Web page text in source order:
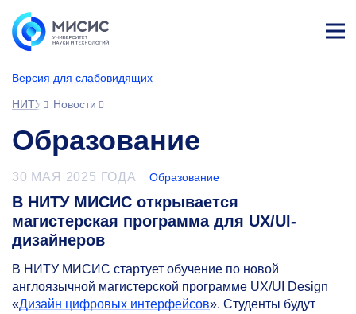
Версия для слабовидящих
НИТУ МИСИС
Новости
Образование
30 МАЯ 2025 ГОДА Образование
В НИТУ МИСИС открывается
магистерская программа для UX/UI-
дизайнеров
В НИТУ МИСИС стартует обучение по новой
англоязычной магистерской программе UX/UI Design
«Дизайн цифровых интерфейсов». Студенты будут